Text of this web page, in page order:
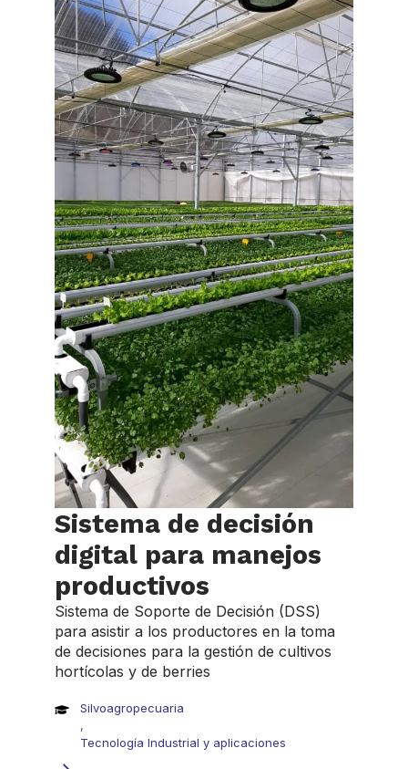
Sistema de decisión
digital para manejos
productivos
Sistema de Soporte de Decisión (DSS)
para asistir a los productores en la toma
de decisiones para la gestión de cultivos
hortícolas y de berries
Silvoagropecuaria
,
Tecnología Industrial y aplicaciones